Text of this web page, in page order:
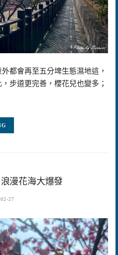
都會再至五分埤生態濕地這，
步道更完善，櫻花兒也變多；
漫花海大爆發
27